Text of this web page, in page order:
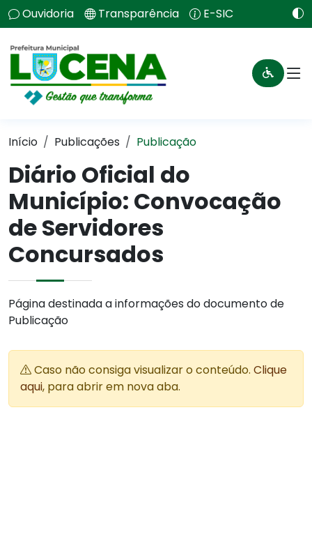
Ouvidoria Transparência E-SIC
Início Publicações Publicação
Diário Oficial do
Município: Convocação
de Servidores
Concursados
Página destinada a informações do documento de
Publicação
Caso não consiga visualizar o conteúdo. Clique
aqui, para abrir em nova aba.